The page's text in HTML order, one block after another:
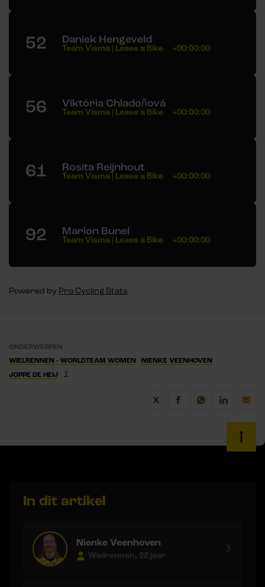
52 Daniek Hengeveld
Team Visma | Lease a Bike +00:00:00
56 Viktória Chladoňová
Team Visma | Lease a Bike +00:00:00
61 Rosita Reijnhout
Team Visma | Lease a Bike +00:00:00
92 Marion Bunel
Team Visma | Lease a Bike +00:00:00
Powered by Pro Cycling Stats
ONDERWERPEN
WIELRENNEN - WORLDTEAM WOMEN
NIENKE VEENHOVEN
JOPPE DE HEIJ
1
In dit artikel
Nienke Veenhoven
Wielrennen, 22 jaar